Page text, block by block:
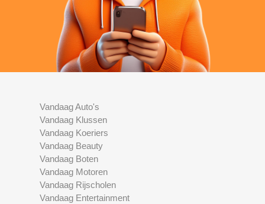
Vandaag Auto's
Vandaag Klussen
Vandaag Koeriers
Vandaag Beauty
Vandaag Boten
Vandaag Motoren
Vandaag Rijscholen
Vandaag Entertainment